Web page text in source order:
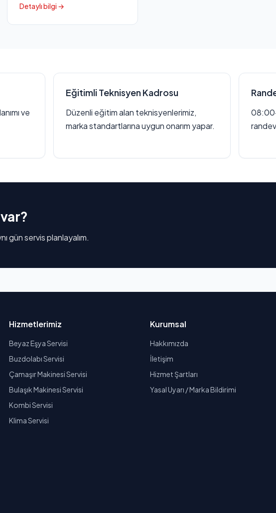
Detaylı bilgi →
ve
Eğitimli Teknisyen Kadrosu
Düzenli eğitim alan teknisyenlerimiz,
marka standartlarına uygun onarım yapar.
gün servis planlayalım.
Hizmetlerimiz
Beyaz Eşya Servisi
Buzdolabı Servisi
Çamaşır Makinesi Servisi
Bulaşık Makinesi Servisi
Kombi Servisi
Klima Servisi
Kurumsal
Hakkımızda
İletişim
Hizmet Şartları
Yasal Uyarı / Marka Bildirimi